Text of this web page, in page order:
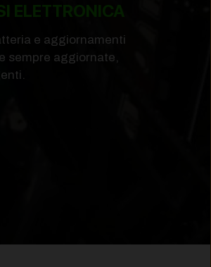
ELETTRONICA
e aggiornamenti
sempre aggiornate,